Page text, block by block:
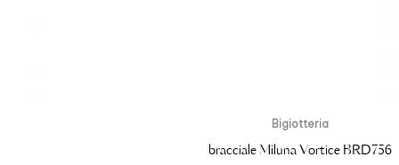
Bigiotteria
bracciale Miluna Vortice BRD756